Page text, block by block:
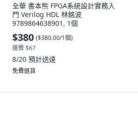
全華 書本熊 FPGA系統設計實務入
門 Verilog HDL 林銘波
9789864638901, 1個
$380 ($380.00/1個)
運費 $67
8/20 預計送達
免費退貨